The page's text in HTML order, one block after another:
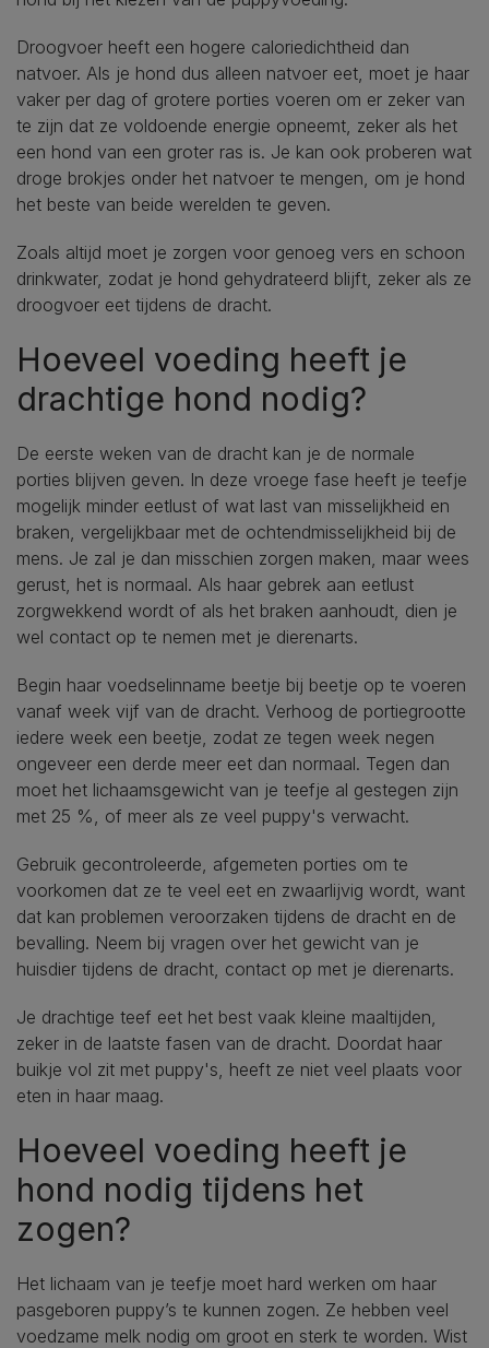
Droogvoer heeft een hogere caloriedichtheid dan
natvoer. Als je hond dus alleen natvoer eet, moet je haar
vaker per dag of grotere porties voeren om er zeker van
te zijn dat ze voldoende energie opneemt, zeker als het
een hond van een groter ras is. Je kan ook proberen wat
droge brokjes onder het natvoer te mengen, om je hond
het beste van beide werelden te geven.
Zoals altijd moet je zorgen voor genoeg vers en schoon
drinkwater, zodat je hond gehydrateerd blijft, zeker als ze
droogvoer eet tijdens de dracht.
Hoeveel voeding heeft je
drachtige hond nodig?
De eerste weken van de dracht kan je de normale
porties blijven geven. In deze vroege fase heeft je teefje
mogelijk minder eetlust of wat last van misselijkheid en
braken, vergelijkbaar met de ochtendmisselijkheid bij de
mens. Je zal je dan misschien zorgen maken, maar wees
gerust, het is normaal. Als haar gebrek aan eetlust
zorgwekkend wordt of als het braken aanhoudt, dien je
wel contact op te nemen met je dierenarts.
Begin haar voedselinname beetje bij beetje op te voeren
vanaf week vijf van de dracht. Verhoog de portiegrootte
iedere week een beetje, zodat ze tegen week negen
ongeveer een derde meer eet dan normaal. Tegen dan
moet het lichaamsgewicht van je teefje al gestegen zijn
met 25 %, of meer als ze veel puppy's verwacht.
Gebruik gecontroleerde, afgemeten porties om te
voorkomen dat ze te veel eet en zwaarlijvig wordt, want
dat kan problemen veroorzaken tijdens de dracht en de
bevalling. Neem bij vragen over het gewicht van je
huisdier tijdens de dracht, contact op met je dierenarts.
Je drachtige teef eet het best vaak kleine maaltijden,
zeker in de laatste fasen van de dracht. Doordat haar
buikje vol zit met puppy's, heeft ze niet veel plaats voor
eten in haar maag.
Hoeveel voeding heeft je
hond nodig tijdens het
zogen?
Het lichaam van je teefje moet hard werken om haar
pasgeboren puppy’s te kunnen zogen. Ze hebben veel
voedzame melk nodig om groot en sterk te worden. Wist